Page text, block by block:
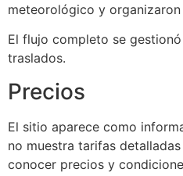
meteorológico y
El flujo completo se
traslados.
Precios
El sitio aparece como
no muestra tarifas
conocer precios y